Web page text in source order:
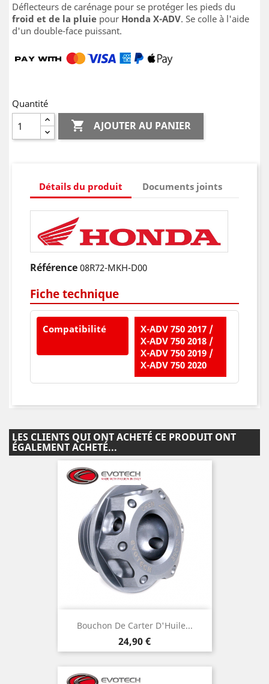
Déflecteurs de carénage pour se protéger les pieds du
froid et de la pluie pour Honda X-ADV. Se colle à l'aide
d'un double-face puissant.
Quantité
 AJOUTER AU PANIER
Détails du produit Documents joints
Référence 08R72-MKH-D00
Fiche technique
Compatibilité
X-ADV 750 2017 /
X-ADV 750 2018 /
X-ADV 750 2019 /
X-ADV 750 2020
LES CLIENTS QUI ONT ACHETÉ CE PRODUIT ONT
ÉGALEMENT ACHETÉ...
Bouchon De Carter D'Huile...
Prix
24,90 €